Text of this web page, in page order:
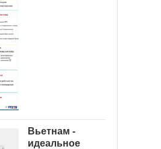
Вьетнам -
идеальное